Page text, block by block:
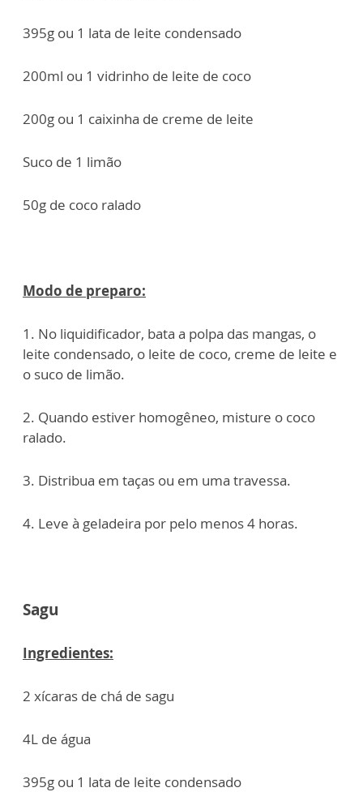
395g ou 1 lata de leite condensado
200ml ou 1 vidrinho de leite de coco
200g ou 1 caixinha de creme de leite
Suco de 1 limão
50g de coco ralado
Modo de preparo:
1. No liquidificador, bata a polpa das mangas, o
leite condensado, o leite de coco, creme de leite e
o suco de limão.
2. Quando estiver homogêneo, misture o coco
ralado.
3. Distribua em taças ou em uma travessa.
4. Leve à geladeira por pelo menos 4 horas.
Sagu
Ingredientes:
2 xícaras de chá de sagu
4L de água
395g ou 1 lata de leite condensado